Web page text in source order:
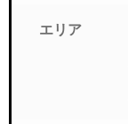
エリア